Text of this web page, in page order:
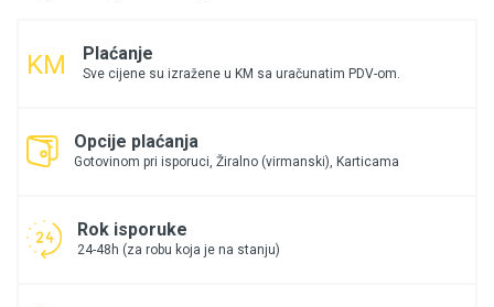
Plaćanje
Sve cijene su izražene u KM sa uračunatim PDV-om.
Opcije plaćanja
Gotovinom pri isporuci, Žiralno (virmanski), Karticama
Rok isporuke
24-48h (za robu koja je na stanju)